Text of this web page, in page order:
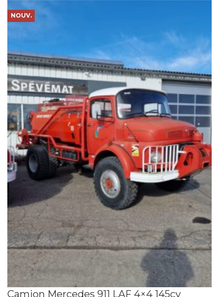
NOUV.
Camion Mercedes 911 LAF 4×4 145cv